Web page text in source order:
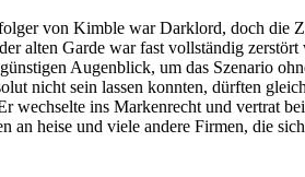
von Kimble war Darklord, doch die
alten Garde war fast vollständig
Augenblick, um das Szenario
nicht sein lassen konnten, dürften
wechselte ins Markenrecht und vertrat
an heise und viele andere Firmen, die